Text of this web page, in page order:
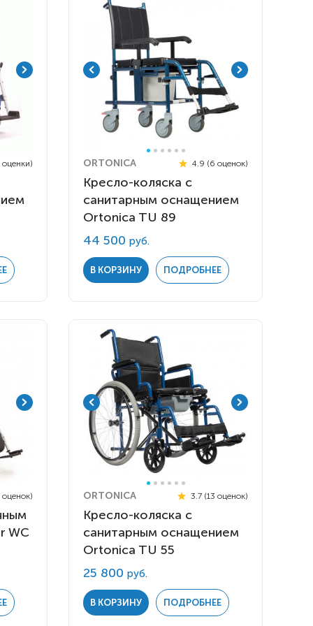
ORTONICA 4.9 (6 оценок)
Кресло-коляска с
санитарным оснащением
Ortonica TU 89
44 500руб.
В КОРЗИНУ ПОДРОБНЕЕ
WC
ORTONICA 3.7 (13 оценок)
Кресло-коляска с
санитарным оснащением
Ortonica TU 55
25 800руб.
В КОРЗИНУ ПОДРОБНЕЕ